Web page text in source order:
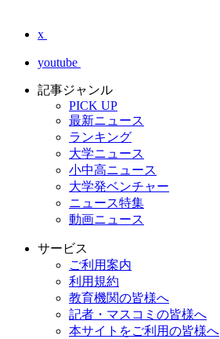
x
youtube
記事ジャンル
PICK UP
最新ニュース
ランキング
大学ニュース
小中高ニュース
大学発ベンチャー
ニュース特集
動画ニュース
サービス
ご利用案内
利用規約
教育機関の皆様へ
記者・マスコミの皆様へ
本サイトをご利用の皆様へ